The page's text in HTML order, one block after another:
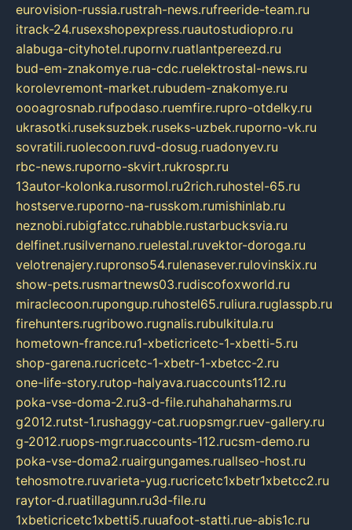
eurovision-russia.rustrah-news.rufreeride-team.ru
itrack-24.rusexshopexpress.ruautostudiopro.ru
alabuga-cityhotel.rupornv.ruatlantpereezd.ru
bud-em-znakomye.rua-cdc.ruelektrostal-news.ru
korolevremont-market.rubudem-znakomye.ru
oooagrosnab.rufpodaso.ruemfire.rupro-otdelky.ru
ukrasotki.ruseksuzbek.ruseks-uzbek.ruporno-vk.ru
sovratili.ruolecoon.ruvd-dosug.ruadonyev.ru
rbc-news.ruporno-skvirt.rukrospr.ru
13autor-kolonka.rusormol.ru2rich.ruhostel-65.ru
hostserve.ruporno-na-russkom.rumishinlab.ru
neznobi.rubigfatcc.ruhabble.rustarbucksvia.ru
delfinet.rusilvernano.ruelestal.ruvektor-doroga.ru
velotrenajery.rupronso54.rulenasever.rulovinskix.ru
show-pets.rusmartnews03.rudiscofoxworld.ru
miraclecoon.rupongup.ruhostel65.ruliura.ruglasspb.ru
firehunters.rugribowo.rugnalis.rubulkitula.ru
hometown-france.ru1-xbeticricetc-1-xbetti-5.ru
shop-garena.rucricetc-1-xbetr-1-xbetcc-2.ru
one-life-story.rutop-halyava.ruaccounts112.ru
poka-vse-doma-2.ru3-d-file.ruhahahaharms.ru
g2012.rutst-1.rushaggy-cat.ruopsmgr.ruev-gallery.ru
g-2012.ruops-mgr.ruaccounts-112.rucsm-demo.ru
poka-vse-doma2.ruairgungames.ruallseo-host.ru
tehosmotre.ruvarieta-yug.rucricetc1xbetr1xbetcc2.ru
raytor-d.ruatillagunn.ru3d-file.ru
1xbeticricetc1xbetti5.ruuafoot-statti.rue-abis1c.ru